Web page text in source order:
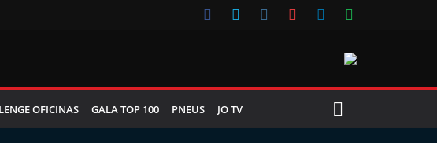
OFICINAS GALA TOP 100 PNEUS JO TV